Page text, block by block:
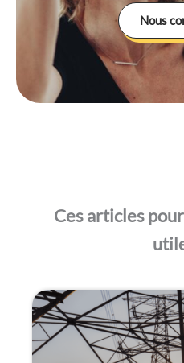
Nous
Ces articles